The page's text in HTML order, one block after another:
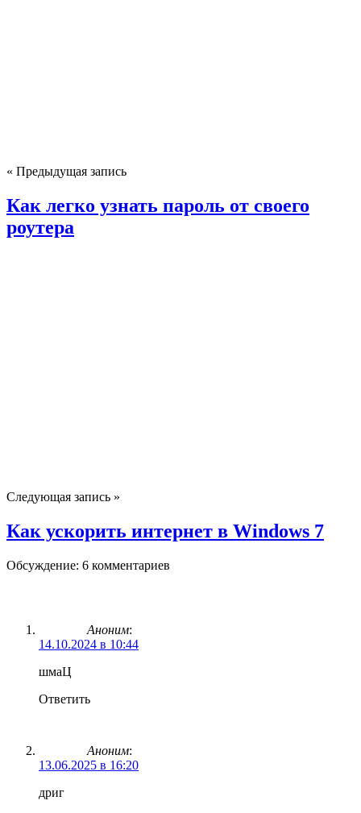
« Предыдущая запись
Как легко узнать пароль от своего
роутера
Следующая запись »
Как ускорить интернет в Windows 7
Обсуждение: 6 комментариев
Аноним:
14.10.2024 в 10:44
шмаЦ
Ответить
Аноним:
13.06.2025 в 16:20
дриг